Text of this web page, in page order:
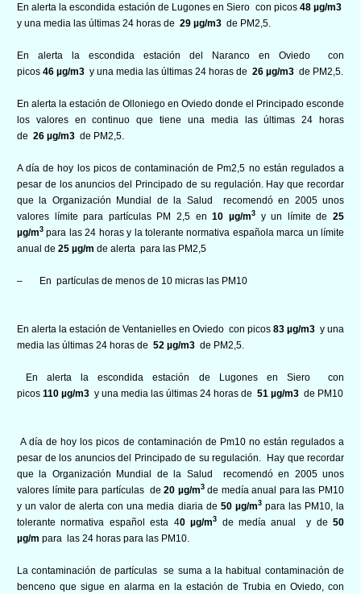
En alerta la escondida estación de Lugones en Siero con picos 48 µg/m3
y una media las últimas 24 horas de 29 µg/m3 de PM2,5.
En alerta la escondida estación del Naranco en Oviedo con
picos 46 µg/m3 y una media las últimas 24 horas de 26 µg/m3 de PM2,5.
En alerta la estación de Olloniego en Oviedo donde el Principado esconde
los valores en continuo que tiene una media las últimas 24 horas
de 26 µg/m3 de PM2,5.
A día de hoy los picos de contaminación de Pm2,5 no están regulados a
pesar de los anuncios del Principado de su regulación. Hay que recordar
que la Organización Mundial de la Salud recomendó en 2005 unos
valores límite para partículas PM 2,5 en10 µg/m3y un límite de25
µg/m3 para las 24 horas y la tolerante normativa española marca un límite
anual de 25 µg/m de alerta para las PM2,5
– En partículas de menos de 10 micras las PM10
En alerta la estación de Ventanielles en Oviedo con picos 83 µg/m3 y una
media las últimas 24 horas de 52 µg/m3 de PM2,5.
En alerta la escondida estación de Lugones en Siero con
picos 110 µg/m3 y una media las últimas 24 horas de 51 µg/m3 de PM10
A día de hoy los picos de contaminación de Pm10 no están regulados a
pesar de los anuncios del Principado de su regulación. Hay que recordar
que la Organización Mundial de la Salud recomendó en 2005 unos
valores límite para partículas de20 µg/m3de medía anual para las PM10
y un valor de alerta con una media diaria de 50 µg/m3para las PM10, la
tolerante normativa español esta 40 µg/m3 de medía anual y de50
µg/m para las 24 horas para las PM10.
La contaminación de partículas se suma a la habitual contaminación de
benceno que sigue en alarma en la estación de Trubia en Oviedo, con